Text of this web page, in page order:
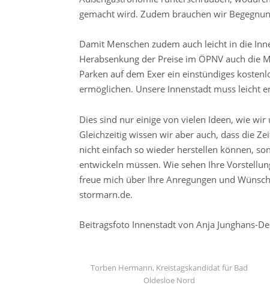
gemacht wird. Zudem brauchen wir
Damit Menschen zudem auch leicht in die
Herabsenkung der Preise im ÖPNV auch die
Parken auf dem Exer ein einstündiges
ermöglichen. Unsere Innenstadt muss leicht
Dies sind nur einige von vielen Ideen, wie
Gleichzeitig wissen wir aber auch, dass die
nicht einfach so wieder herstellen können,
entwickeln müssen. Wie sehen Ihre
freue mich über Ihre Anregungen und
stormarn.de.
Beitragsfoto Innenstadt von Anja Junghans-
Torben Hermann, Kreistagskandidat für Bad
Oldesloe Nord